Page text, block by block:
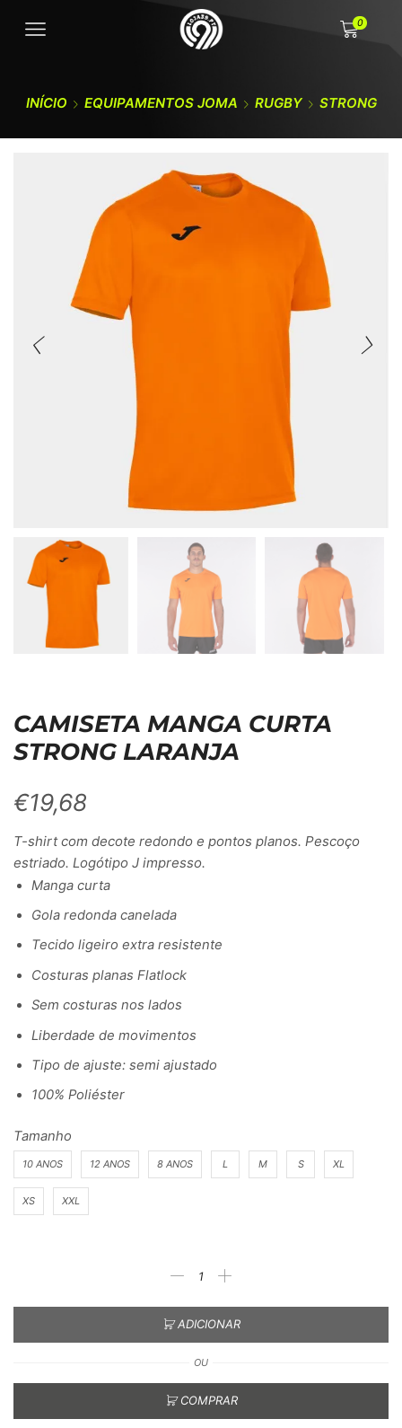
0
INÍCIO EQUIPAMENTOS JOMA RUGBY STRONG
CAMISETA MANGA CURTA
STRONG LARANJA
€19,68
T-shirt com decote redondo e pontos planos. Pescoço
estriado. Logótipo J impresso.
Manga curta
Gola redonda canelada
Tecido ligeiro extra resistente
Costuras planas Flatlock
Sem costuras nos lados
Liberdade de movimentos
Tipo de ajuste: semi ajustado
100% Poliéster
Tamanho
10 ANOS 12 ANOS 8 ANOS L M S XL
XS XXL
ADICIONAR
OU
COMPRAR